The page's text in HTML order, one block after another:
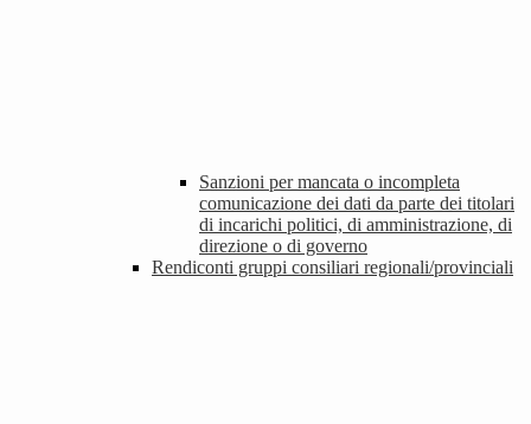
Sanzioni per mancata o incompleta
comunicazione dei dati da parte dei titolari
di incarichi politici, di amministrazione, di
direzione o di governo
Rendiconti gruppi consiliari regionali/provinciali